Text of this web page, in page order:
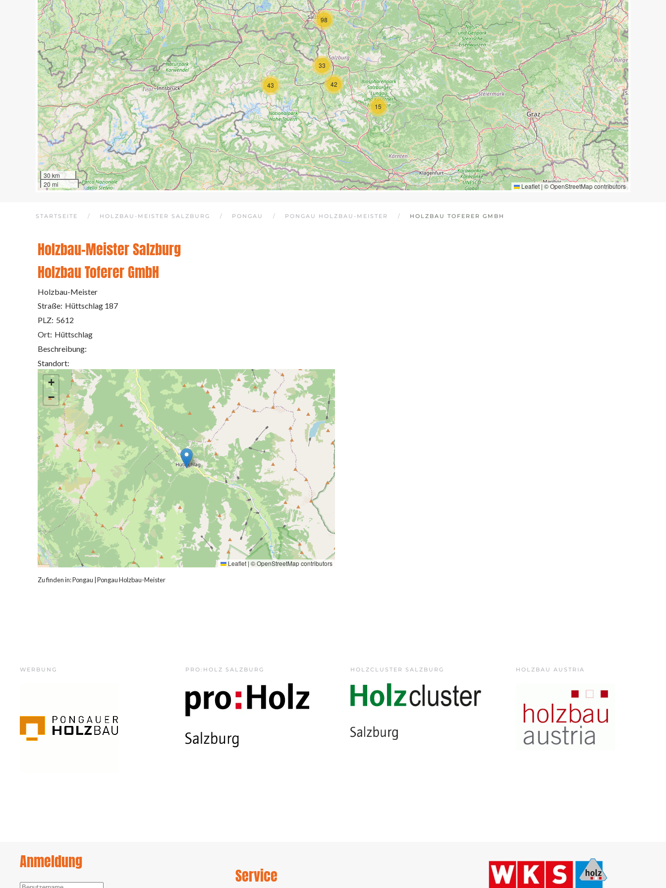
15
33
42
43
98
30 km
20 mi
Leaflet |©OpenStreetMapcontributors
STARTSEITE HOLZBAU-MEISTER SALZBURG PONGAU PONGAU HOLZBAU-MEISTER HOLZBAU TOFERER GMBH
Holzbau-Meister Salzburg
Holzbau Toferer GmbH
Holzbau-Meister
Straße: Hüttschlag 187
PLZ: 5612
Ort: Hüttschlag
Beschreibung:
Standort:
+
−
Leaflet | ©OpenStreetMapcontributors
Zu finden in:Pongau |Pongau Holzbau-Meister
WERBUNG PRO:HOLZ SALZBURG HOLZCLUSTER SALZBURG HOLZBAU AUSTRIA
Anmeldung
Service